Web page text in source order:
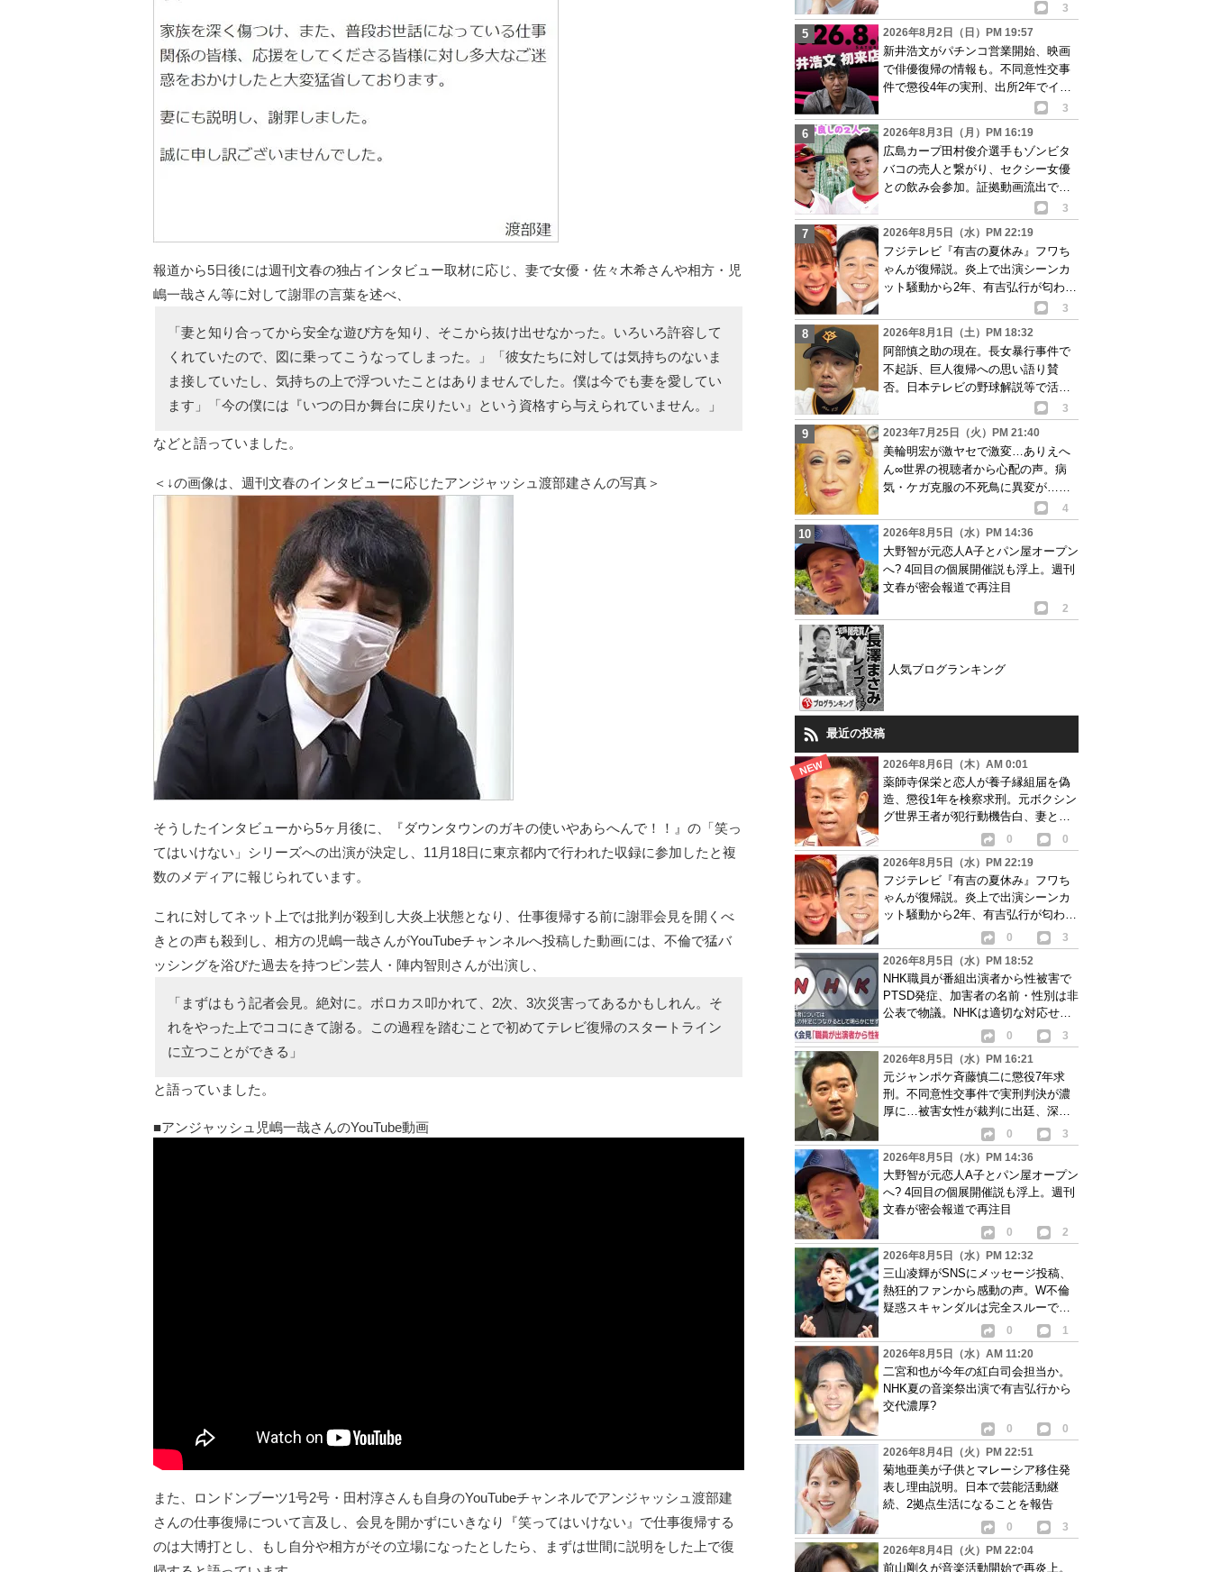
報道から5日後には週刊文春の独占インタビュー取材に応じ、妻で女優・佐々木希さんや相方・児
嶋一哉さん等に対して謝罪の言葉を述べ、
「妻と知り合ってから安全な遊び方を知り、そこから抜け出せなかった。いろいろ許容して
くれていたので、図に乗ってこうなってしまった。」「彼女たちに対しては気持ちのないま
ま接していたし、気持ちの上で浮ついたことはありませんでした。僕は今でも妻を愛してい
ます」「今の僕には『いつの日か舞台に戻りたい』という資格すら与えられていません。」
などと語っていました。
＜↓の画像は、週刊文春のインタビューに応じたアンジャッシュ渡部建さんの写真＞
そうしたインタビューから5ヶ月後に、『ダウンタウンのガキの使いやあらへんで！！』の「笑っ
てはいけない」シリーズへの出演が決定し、11月18日に東京都内で行われた収録に参加したと複
数のメディアに報じられています。
これに対してネット上では批判が殺到し大炎上状態となり、仕事復帰する前に謝罪会見を開くべ
きとの声も殺到し、相方の児嶋一哉さんがYouTubeチャンネルへ投稿した動画には、不倫で猛バ
ッシングを浴びた過去を持つピン芸人・陣内智則さんが出演し、
「まずはもう記者会見。絶対に。ボロカス叩かれて、2次、3次災害ってあるかもしれん。そ
れをやった上でココにきて謝る。この過程を踏むことで初めてテレビ復帰のスタートライン
に立つことができる」
と語っていました。
アンジャッシュ児嶋一哉さんのYouTube動画
また、ロンドンブーツ1号2号・田村淳さんも自身のYouTubeチャンネルでアンジャッシュ渡部建
さんの仕事復帰について言及し、会見を開かずにいきなり『笑ってはいけない』で仕事復帰する
のは大博打とし、もし自分や相方がその立場になったとしたら、まずは世間に説明をした上で復
3
2026年8月2日（日）PM 19:57
新井浩文がパチンコ営業開始、映画
で俳優復帰の情報も。不同意性交事
件で懲役4年の実刑、出所2年でイベ
3
2026年8月3日（月）PM 16:19
広島カープ田村俊介選手もゾンビタ
バコの売人と繋がり、セクシー女優
との飲み会参加。証拠動画流出で波
3
2026年8月5日（水）PM 22:19
フジテレビ『有吉の夏休み』フワち
ゃんが復帰説。炎上で出演シーンカ
ット騒動から2年、有吉弘行が匂わせ
3
2026年8月1日（土）PM 18:32
阿部慎之助の現在。長女暴行事件で
不起訴、巨人復帰への思い語り賛
否。日本テレビの野球解説等で活動
3
2023年7月25日（火）PM 21:40
美輪明宏が激ヤセで激変…ありえへ
ん∞世界の視聴者から心配の声。病
気・ケガ克服の不死鳥に異変が…画
4
2026年8月5日（水）PM 14:36
大野智が元恋人A子とパン屋オープン
へ? 4回目の個展開催説も浮上。週刊
文春が密会報道で再注目
2
人気ブログランキング
最近の投稿
2026年8月6日（木）AM 0:01
薬師寺保栄と恋人が養子縁組届を偽
造、懲役1年を検察求刑。元ボクシン
グ世界王者が犯行動機告白、妻と離
0
0
2026年8月5日（水）PM 22:19
フジテレビ『有吉の夏休み』フワち
ゃんが復帰説。炎上で出演シーンカ
ット騒動から2年、有吉弘行が匂わせ
0
3
2026年8月5日（水）PM 18:52
NHK職員が番組出演者から性被害で
PTSD発症、加害者の名前・性別は非
公表で物議。NHKは適切な対応せず
0
3
2026年8月5日（水）PM 16:21
元ジャンポケ斉藤慎二に懲役7年求
刑。不同意性交事件で実刑判決が濃
厚に…被害女性が裁判に出廷、深刻
0
3
2026年8月5日（水）PM 14:36
大野智が元恋人A子とパン屋オープン
へ? 4回目の個展開催説も浮上。週刊
文春が密会報道で再注目
0
2
2026年8月5日（水）PM 12:32
三山凌輝がSNSにメッセージ投稿、
熱狂的ファンから感動の声。W不倫
疑惑スキャンダルは完全スルーで批
0
1
2026年8月5日（水）AM 11:20
二宮和也が今年の紅白司会担当か。
NHK夏の音楽祭出演で有吉弘行から
交代濃厚?
0
0
2026年8月4日（火）PM 22:51
菊地亜美が子供とマレーシア移住発
表し理由説明。日本で芸能活動継
続、2拠点生活になることを報告
0
3
2026年8月4日（火）PM 22:04
前山剛久が音楽活動開始で再炎上。